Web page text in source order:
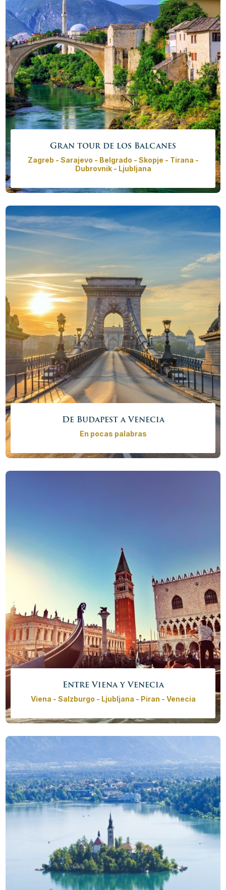
Más info Reservar ahora
Gran tour de los Balcanes
Zagreb - Sarajevo - Belgrado - Skopje - Tirana -
Dubrovnik - Ljubljana
Explore los Balcanes con un guía privado. El recorrido
Yugoslavia y su vecino Albania. Región que pasó por
tiempos turbulentos está esperando a que lo
redescubra. ¡Definitivamente un tour que no se lo
puede perder!
Precio desde
persona
Más info Reservar ahora
De Budapest a Venecia
En pocas palabras
Venga con nosotros al tour privado De Budapest a
de Hungría, Croacia, Eslovenia e Italia. El tour lo llevará
persona
Reservar ahora
Entre Viena y Venecia
Viena - Salzburgo - Ljubljana - Piran - Venecia
Tour privado entre Viena y Venecia te llevará por
la ciudad de Mozart, Salzburgo. Visita la ciudad de
Mozart, Salzburgo. Y para terminar las fantásticas
vacaciones, tome un café en la plaza de San Marco en
Venecia.
Precio desde3545,00€ - 14600,00 €/
persona
Más info Reservar ahora